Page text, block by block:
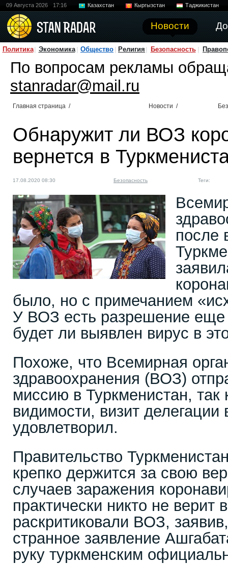
09 Августа 2026 17:16 Казахстан Кыргызстан Таджикистан
Новости
Политика Экономика Общество Религия Безопасность
По вопросам рекламы
stanradar@mail.ru
Главная страница / Новости /
Обнаружит ли ВОЗ
вернется в
17.08.2020 08:30 Безопасность Теги:
после
было, но с примечанием
У ВОЗ есть разрешение
будет ли выявлен вирус в
Похоже, что Всемирная
здравоохранения (ВОЗ)
миссию в Туркменистан, так
видимости, визит делегации
удовлетворил.
Правительство
крепко держится за свою
случаев заражения
практически никто не верит
раскритиковали ВОЗ,
странное заявление
руку туркменским